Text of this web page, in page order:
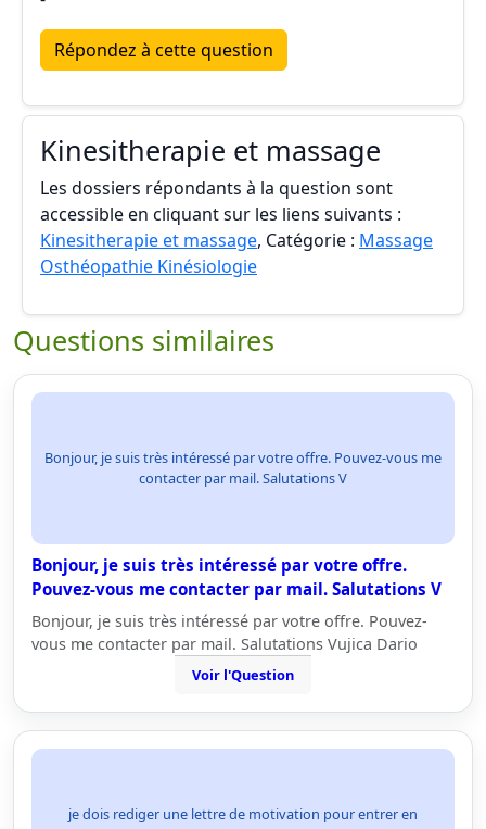
Répondez à cette question
Kinesitherapie et massage
Les dossiers répondants à la question sont
accessible en cliquant sur les liens suivants :
Kinesitherapie et massage, Catégorie : Massage
Osthéopathie Kinésiologie
Questions similaires
Bonjour, je suis très intéressé par votre offre. Pouvez-vous me
contacter par mail. Salutations V
Bonjour, je suis très intéressé par votre offre.
Pouvez-vous me contacter par mail. Salutations V
Bonjour, je suis très intéressé par votre offre. Pouvez-
vous me contacter par mail. Salutations Vujica Dario
Voir l'Question
je dois rediger une lettre de motivation pour entrer en